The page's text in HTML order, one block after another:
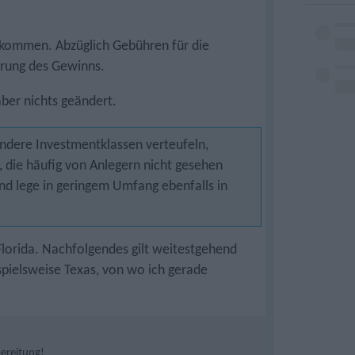
Abzüglich Gebühren für die
des Gewinns.
nichts geändert.
Investmentklassen verteufeln,
häufig von Anlegern nicht gesehen
lege in geringem Umfang ebenfalls in
Nachfolgendes gilt weitestgehend
Texas, von wo ich gerade